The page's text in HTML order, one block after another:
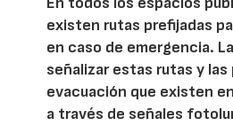
existen rutas prefijadas
en caso de emergencia.
señalizar estas rutas y las
evacuación que existen
a través de señales